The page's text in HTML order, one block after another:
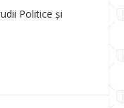
Politice și